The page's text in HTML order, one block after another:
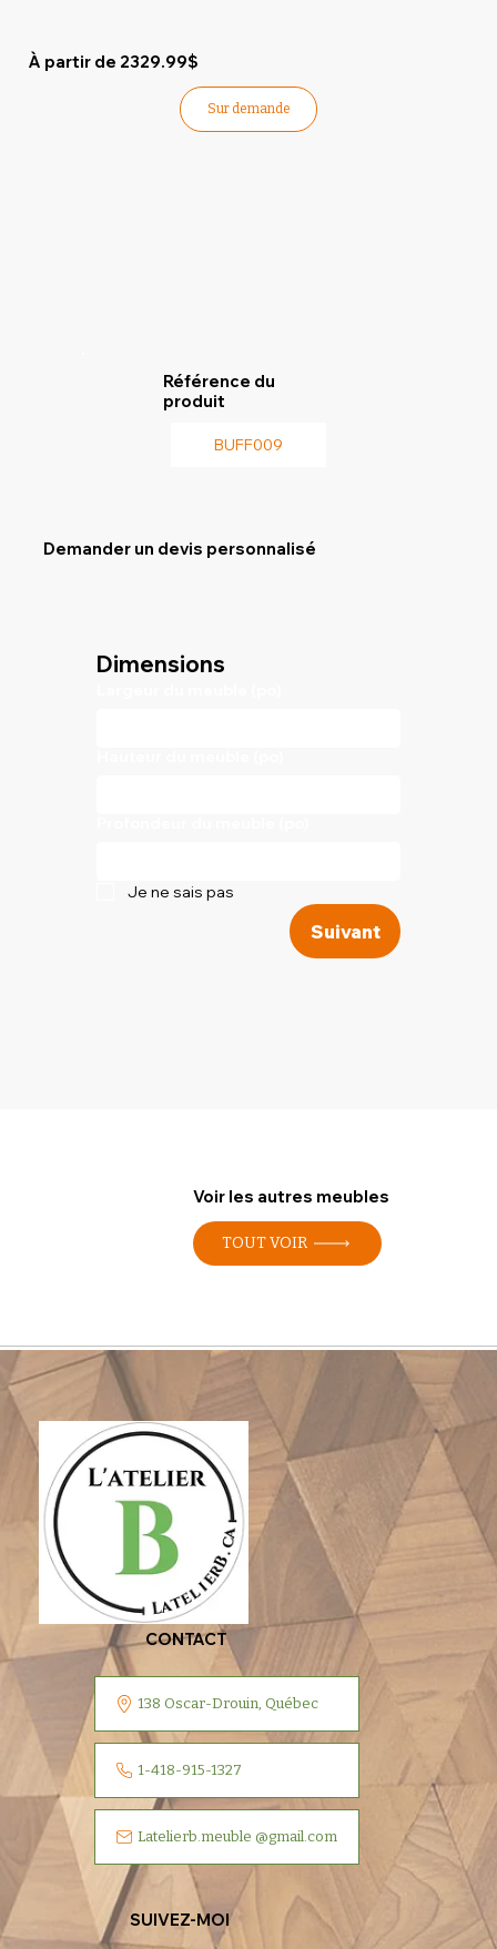
À partir de 2329.99$
Sur demande
Référence du
produit
BUFF009
Demander un devis personnalisé
Dimensions
Je ne sais pas
Suivant
Voir les autres meubles
TOUT VOIR
CONTACT
138 Oscar-Drouin, Québec
1-418-915-1327
Latelierb.meuble @gmail.com
SUIVEZ-MOI